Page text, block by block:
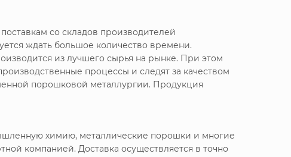
со складов производителей
ждать большое количество времени.
из лучшего сырья на рынке. При этом
процессы и следят за качеством
порошковой металлургии. Продукция
химию, металлические порошки и многие
компанией. Доставка осуществляется в точно